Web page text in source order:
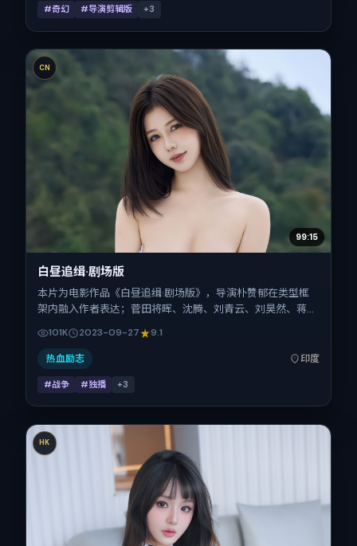
#奇幻 #导演剪辑版 +3
CN
99:15
白昼追缉·剧场版
本片为电影作品《白昼追缉·剧场版》，导演朴赞郁在类型框
架内融入作者表达；菅田将晖、沈腾、刘青云、刘昊然、蒋奇
背景为印度。上映时间 2023年9月27日（公映登记日 2023-
09-27），全片144分钟，节奏张弛有度。
101K 2023-09-27 9.1
热血励志 印度
#战争 #独播 +3
HK